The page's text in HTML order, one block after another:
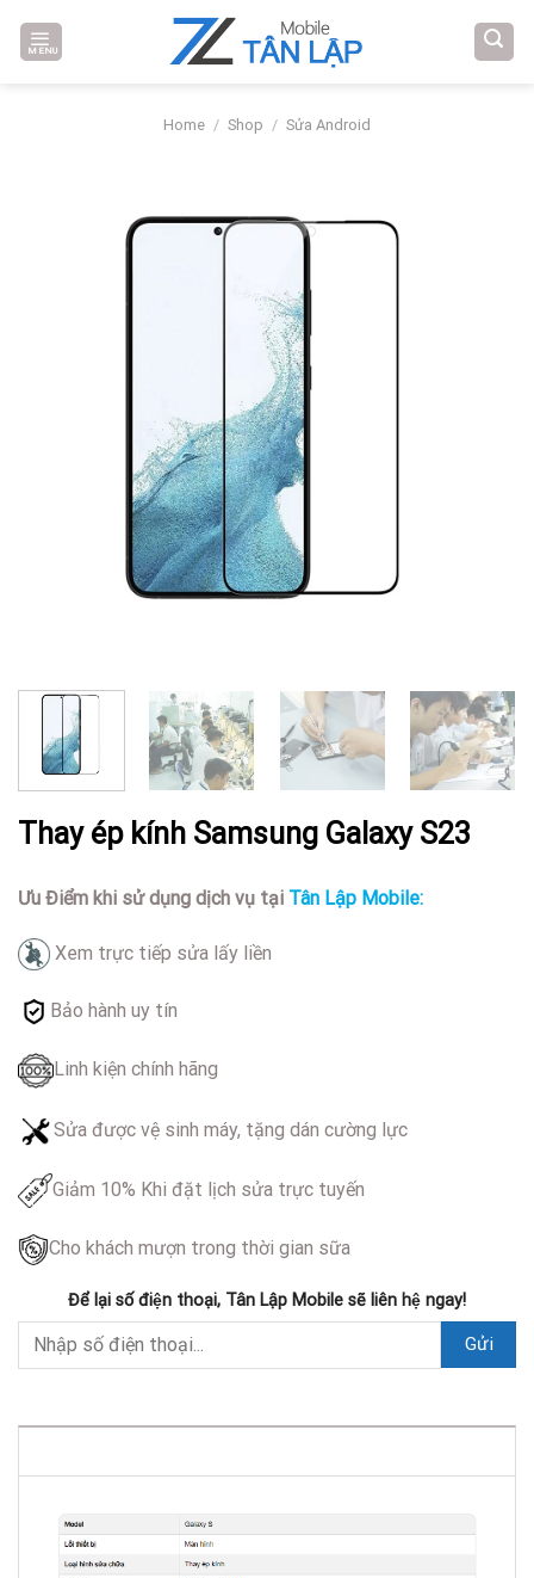
MENU
Home / Shop / Sửa Android
Thay ép kính Samsung Galaxy S23
Ưu Điểm khi sử dụng dịch vụ tại Tân Lập Mobile:
Xem trực tiếp sửa lấy liền
Bảo hành uy tín
Linh kiện chính hãng
Sửa được vệ sinh máy, tặng dán cường lực
Giảm 10% Khi đặt lịch sửa trực tuyến
Cho khách mượn trong thời gian sữa
Để lại số điện thoại, Tân Lập Mobile sẽ liên hệ ngay!